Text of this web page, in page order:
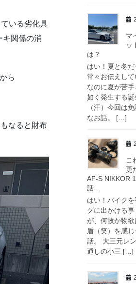
いる劣化具
キ関係の消
ら
なると財布
マ
ッ
は？
はい！夏と冬
常々お伝えし
なのに夏が苦
如く発生する
（汗）今回は
なお話。 […]
こ
更
AF-S NIKKOR
話…
はい！バイク
グに出かける
が、何故か物
盾（笑）を感
話。 大三元レ
通しの小三 […]